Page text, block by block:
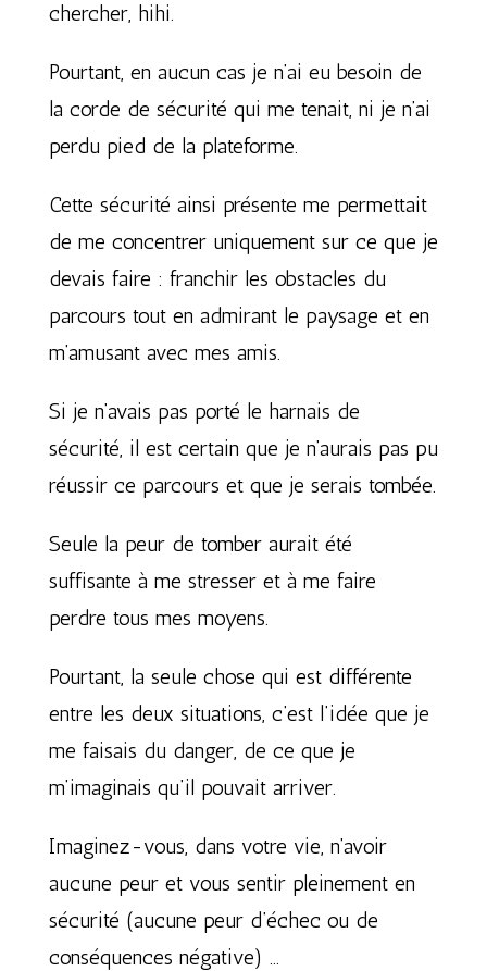
chercher, hihi.
Pourtant, en aucun cas je n’ai eu besoin de
la corde de sécurité qui me tenait, ni je n’ai
perdu pied de la plateforme.
Cette sécurité ainsi présente me permettait
de me concentrer uniquement sur ce que je
devais faire : franchir les obstacles du
parcours tout en admirant le paysage et en
m’amusant avec mes amis.
Si je n’avais pas porté le harnais de
sécurité, il est certain que je n’aurais pas pu
réussir ce parcours et que je serais tombée.
Seule la peur de tomber aurait été
suffisante à me stresser et à me faire
perdre tous mes moyens.
Pourtant, la seule chose qui est différente
entre les deux situations, c’est l’idée que je
me faisais du danger, de ce que je
m’imaginais qu’il pouvait arriver.
Imaginez-vous, dans votre vie, n’avoir
aucune peur et vous sentir pleinement en
sécurité (aucune peur d’échec ou de
conséquences négative) …